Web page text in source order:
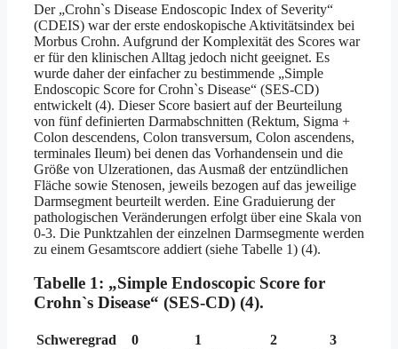
Der „Crohn`s Disease Endoscopic Index of Severity“
(CDEIS) war der erste endoskopische Aktivitätsindex bei
Morbus Crohn. Aufgrund der Komplexität des Scores war
er für den klinischen Alltag jedoch nicht geeignet. Es
wurde daher der einfacher zu bestimmende „Simple
Endoscopic Score for Crohn`s Disease“ (SES-CD)
entwickelt (4). Dieser Score basiert auf der Beurteilung
von fünf definierten Darmabschnitten (Rektum, Sigma +
Colon descendens, Colon transversum, Colon ascendens,
terminales Ileum) bei denen das Vorhandensein und die
Größe von Ulzerationen, das Ausmaß der entzündlichen
Fläche sowie Stenosen, jeweils bezogen auf das jeweilige
Darmsegment beurteilt werden. Eine Graduierung der
pathologischen Veränderungen erfolgt über eine Skala von
0-3. Die Punktzahlen der einzelnen Darmsegmente werden
zu einem Gesamtscore addiert (siehe Tabelle 1) (4).
Tabelle 1: „Simple Endoscopic Score for
Crohn`s Disease“ (SES-CD) (4).
Schweregrad 0 1 2
3